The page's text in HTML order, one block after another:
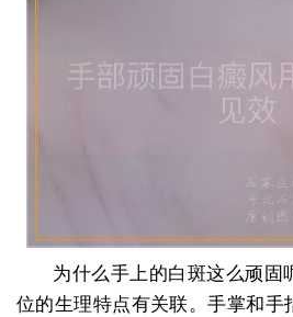
为什么手上的白斑这么顽固
位的生理特点有关联。手掌和手